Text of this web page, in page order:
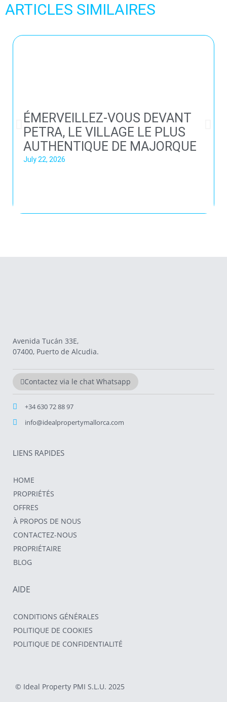
ARTICLES SIMILAIRES
ÉMERVEILLEZ-VOUS DEVANT
PETRA, LE VILLAGE LE PLUS
AUTHENTIQUE DE MAJORQUE
July 22, 2026
Avenida Tucán 33E,
07400, Puerto de Alcudia.
Contactez via le chat Whatsapp
+34 630 72 88 97
info@idealpropertymallorca.com
LIENS RAPIDES
HOME
PROPRIÉTÉS
OFFRES
À PROPOS DE NOUS
CONTACTEZ-NOUS
PROPRIÉTAIRE
BLOG
AIDE
CONDITIONS GÉNÉRALES
POLITIQUE DE COOKIES
POLITIQUE DE CONFIDENTIALITÉ
© Ideal Property PMI S.L.U. 2025